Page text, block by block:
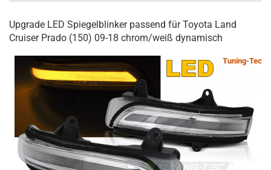
Upgrade LED Spiegelblinker passend für Toyota Land
Cruiser Prado (150) 09-18 chrom/weiß dynamisch
Tuning-Tec